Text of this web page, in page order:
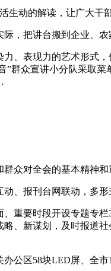
生动的解读，让广大
，把讲台搬到企业、
、表现力的艺术形式
”群众宣讲小分队采取
众对全会的基本精神
、报刊台网联动，多形
重要时段开设专题专
、新谋划，及时报道
公区58块LED屏、全